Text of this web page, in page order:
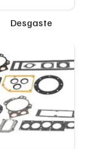
Desgaste